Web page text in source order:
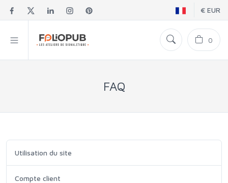
€ EUR
0
FAQ
Utilisation du site
Compte client